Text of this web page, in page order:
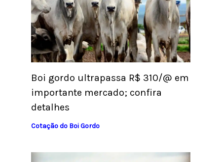
Boi gordo ultrapassa R$ 310/@ em
importante mercado; confira
detalhes
Cotação do Boi Gordo